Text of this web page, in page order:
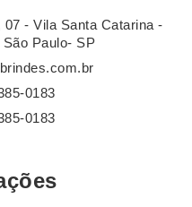
- Vila Santa Catarina -
Paulo- SP
0183
0183